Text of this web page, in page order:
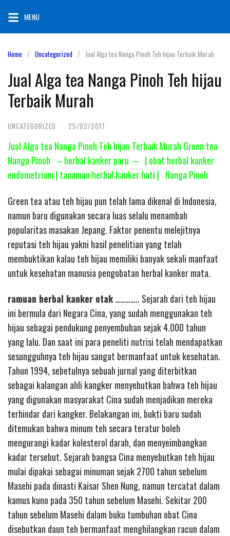
content
MENU
Home Uncategorized Jual Alga tea Nanga Pinoh Teh hijau Terbaik Murah
Jual Alga tea Nanga Pinoh Teh hijau
Terbaik Murah
UNCATEGORIZED · 25/02/2017
Jual Alga tea Nanga Pinoh Teh hijau Terbaik Murah Green tea
Nanga Pinoh – herbal kanker paru – | obat herbal kanker
endometrium | tanaman herbal kanker hati | Nanga Pinoh
Green tea atau teh hijau pun telah lama dikenal di Indonesia,
namun baru digunakan secara luas selalu menambah
popularitas masakan Jepang. Faktor penentu melejitnya
reputasi teh hijau yakni hasil penelitian yang telah
membuktikan kalau teh hijau memiliki banyak sekali manfaat
untuk kesehatan manusia pengobatan herbal kanker mata.
ramuan herbal kanker otak………….. Sejarah dari teh hijau
ini bermula dari Negara Cina, yang sudah menggunakan teh
hijau sebagai pendukung penyembuhan sejak 4.000 tahun
yang lalu. Dan saat ini para peneliti nutrisi telah mendapatkan
sesungguhnya teh hijau sangat bermanfaat untuk kesehatan.
Tahun 1994, sebetulnya sebuah jurnal yang diterbitkan
sebagai kalangan ahli kangker menyebutkan bahwa teh hijau
yang digunakan masyarakat Cina sudah menjadikan mereka
terhindar dari kangker. Belakangan ini, bukti baru sudah
ditemukan bahwa minum teh secara teratur boleh
mengurangi kadar kolesterol darah, dan menyeimbangkan
kadar tersebut. Sejarah bangsa Cina menyebutkan teh hijau
mulai dipakai sebagai minuman sejak 2700 tahun sebelum
Masehi pada dinasti Kaisar Shen Nung, namun tercatat dalam
kamus kuno pada 350 tahun sebelum Masehi. Sekitar 200
tahun sebelum Masehi dalam buku tumbuhan obat Cina
disebutkan daun teh bermanfaat menghilangkan racun dalam